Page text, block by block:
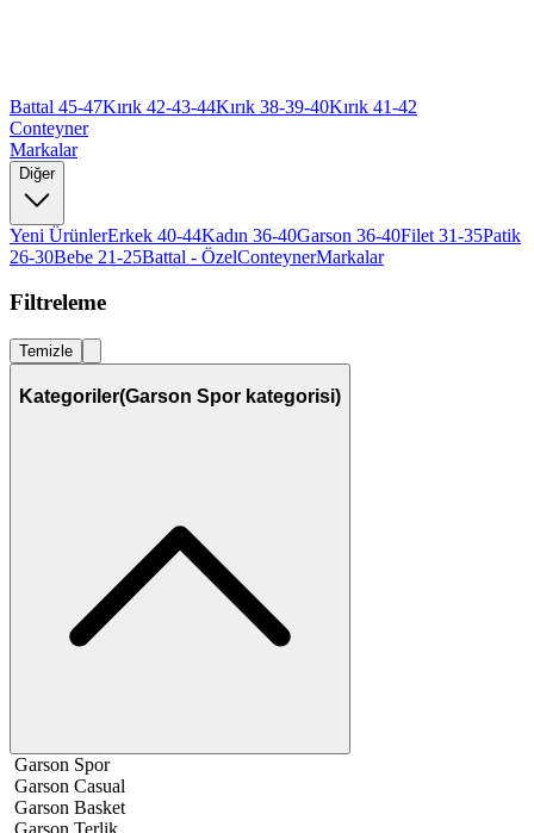
Battal 45-47Kırık 42-43-44Kırık 38-39-40Kırık 41-42
Conteyner
Markalar
Diğer
Yeni ÜrünlerErkek 40-44Kadın 36-40Garson 36-40Filet 31-35Patik
26-30Bebe 21-25Battal - ÖzelConteynerMarkalar
Filtreleme
Temizle
Kategoriler(Garson Spor kategorisi)
Garson Spor
Garson Casual
Garson Basket